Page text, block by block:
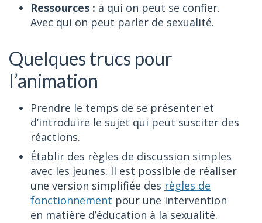
Ressources : à qui on peut se confier.
Avec qui on peut parler de sexualité.
Quelques trucs pour
l’animation
Prendre le temps de se présenter et
d’introduire le sujet qui peut susciter des
réactions.
Établir des règles de discussion simples
avec les jeunes. Il est possible de réaliser
une version simplifiée des règles de
fonctionnement pour une intervention
en matière d’éducation à la sexualité.